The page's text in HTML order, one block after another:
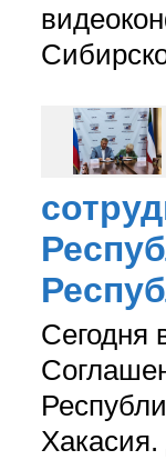
Сегодня
Хакасия.